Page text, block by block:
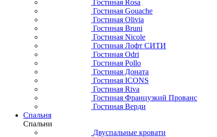
Гостиная Rosa
Гостиная Gouache
Гостиная Olivia
Гостиная Bruni
Гостиная Nicole
Гостиная Лофт СИТИ
Гостиная Odri
Гостиная Pollo
Гостиная Доната
Гостиная ICONS
Гостиная Riva
Гостиная Французкий Прованс
Гостиная Верди
Спальня
Спальни
Двуспальные кровати